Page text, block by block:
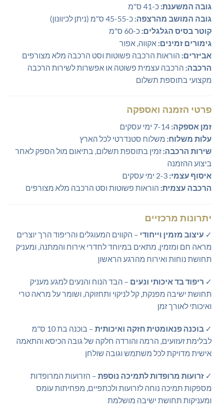
גובה המשענת: כ-41 ס"מ
גובה המושב מהרצפה: כ-45-55 ס"מ (ניתן לכיוונון)
קוטר בסיס הגלגלים: כ-60 ס"מ
גימורים זמינים: אקווה, אפור
אביזרים: הוראות הרכבה פשוטות וסט הרכבה מלא מצורפים
הרכבה: הרכבה עצמית פשוטה או אפשרות לשירות הרכבה
מקצועי בתוספת תשלום
פרטי הזמנה ואספקה
זמן אספקה:
עלות משלוח: משלוח סטנדרטי לכל הארץ
שירות הרכבה: זמין בתוספת תשלום, בתיאום מול הספק לאחר
ביצוע ההזמנה
איסוף עצמי:
הרכבה עצמית: הוראות פשוטות וסט הרכבה מלא מצורפים
יתרונות מרכזיים
✓ עיצוב מזמין וייחודי – הקווים המעוגלים והריפוד הרך יוצרים
מראה חם ומזמין, מתאים במיוחד לחדרי אירוח והמתנה, ומעניק
תחושת נוחות ואירוח מהרגע הראשון
✓ ריפוד בד איכותי ונעים – הבד הנוח והנעים למגע מעניק
תחושת ישיבה מפנקת, קל לניקוי ותחזוקה, ושומר על מראה טרי
ואיכותי לאורך זמן
✓ בוכנה פנאומטית חזקה ואיכותית
– בוכנה בת 10 ס"מ
לבלימת זעזועים, הרמה והורדה חלקה של גובה הכיסא והתאמה
אישית מדויקת לכל משתמש וגובה שולחן
✓ זרועות מרופדות לתמיכה נוספת – הזרועות המרופדות
מספקות תמיכה נוחה לזרועות ולכתפיים, מפחיתות עומס
ומעניקות תחושת ישיבה מושלמת